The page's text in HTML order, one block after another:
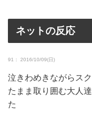
ネットの反応
91： 2016/10/09(日)
泣きわめきながらス
たまま取り囲む大人
た